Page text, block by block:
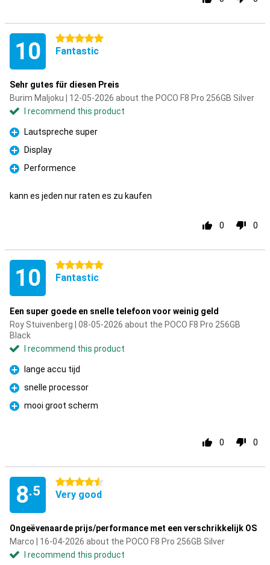
10 5 stars
Fantastic
Sehr gutes für diesen Preis
Burim Maljoku | 12-05-2026 about the POCO F8 Pro 256GB Silver
I recommend this product
Pro
Lautspreche super
Pro
Display
Pro
Performence
kann es jeden nur raten es zu kaufen
0 0
10 5 stars
Fantastic
Een super goede en snelle telefoon voor weinig geld
Roy Stuivenberg | 08-05-2026 about the POCO F8 Pro 256GB
Black
I recommend this product
Pro
lange accu tijd
Pro
snelle processor
Pro
mooi groot scherm
0 0
8.5
4.5 stars
Very good
Ongeëvenaarde prijs/performance met een verschrikkelijk OS
Marco | 16-04-2026 about the POCO F8 Pro 256GB Silver
I recommend this product